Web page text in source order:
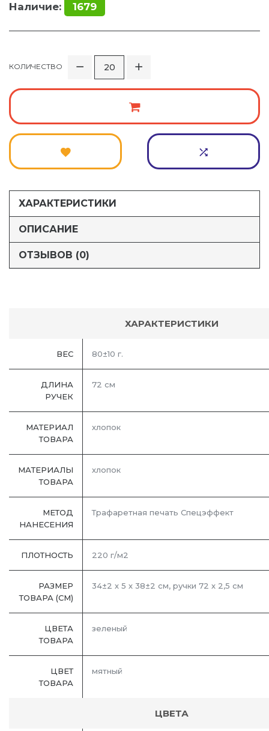
Наличие: 1679
КОЛИЧЕСТВО
ХАРАКТЕРИСТИКИ
ОПИСАНИЕ
ОТЗЫВОВ (0)
ХАРАКТЕРИСТИКИ
ВЕС 80±10 г.
ДЛИНА
РУЧЕК
72 см
МАТЕРИАЛ
ТОВАРА
хлопок
МАТЕРИАЛЫ
ТОВАРА
хлопок
МЕТОД
НАНЕСЕНИЯ
Трафаретная печать Спецэффект
ПЛОТНОСТЬ 220 г/м2
РАЗМЕР
ТОВАРА (СМ)
34±2 х 5 х 38±2 см, ручки 72 х 2,5 см
ЦВЕТА
ТОВАРА
зеленый
ЦВЕТ
ТОВАРА
мятный
ЦВЕТА